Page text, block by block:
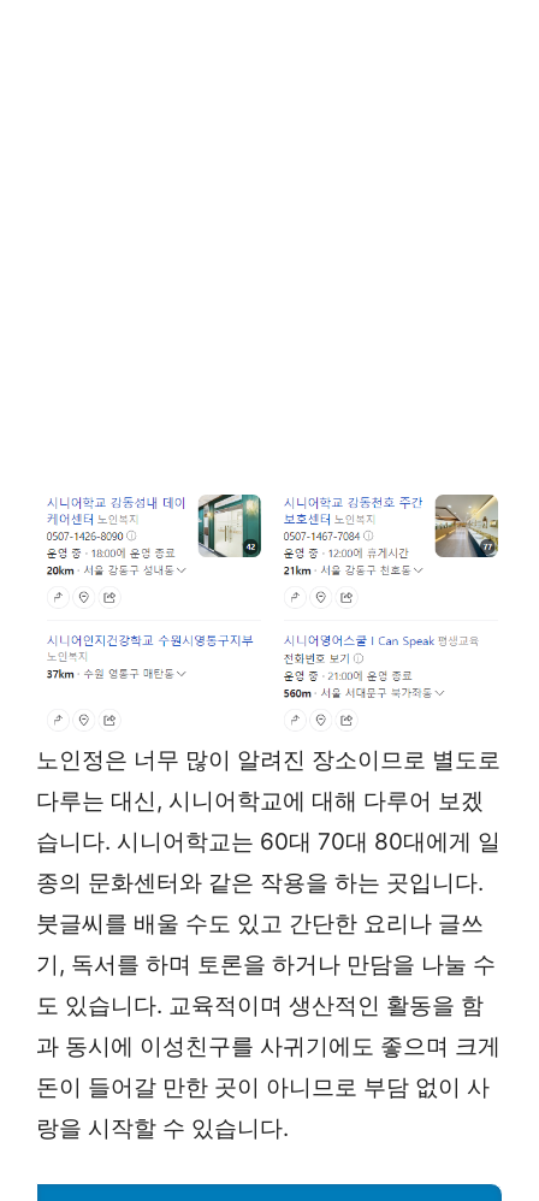
노인정은 너무 많이 알려진 장소이므로 별도로
다루는 대신, 시니어학교에 대해 다루어 보겠
습니다. 시니어학교는 60대 70대 80대에게 일
종의 문화센터와 같은 작용을 하는 곳입니다.
붓글씨를 배울 수도 있고 간단한 요리나 글쓰
기, 독서를 하며 토론을 하거나 만담을 나눌 수
도 있습니다. 교육적이며 생산적인 활동을 함
과 동시에 이성친구를 사귀기에도 좋으며 크게
돈이 들어갈 만한 곳이 아니므로 부담 없이 사
랑을 시작할 수 있습니다.